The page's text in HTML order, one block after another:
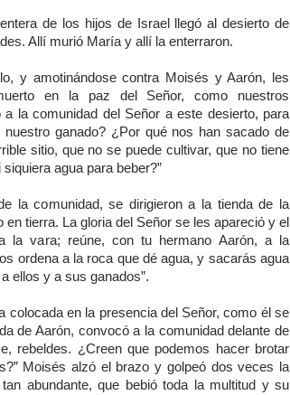
de los hijos de Israel llegó al desierto de
Allí murió María y allí la enterraron.
y amotinándose contra Moisés y Aarón, les
en la paz del Señor, como nuestros
la comunidad del Señor a este desierto, para
ganado? ¿Por qué nos han sacado de
sitio, que no se puede cultivar, que no tiene
agua para beber?”
la comunidad, se dirigieron a la tienda de la
tierra. La gloria del Señor se les apareció y el
la vara; reúne, con tu hermano Aarón, a la
ordena a la roca que dé agua, y sacarás agua
ellos y a sus ganados”.
colocada en la presencia del Señor, como él se
de Aarón, convocó a la comunidad delante de
rebeldes. ¿Creen que podemos hacer brotar
Moisés alzó el brazo y golpeó dos veces la
abundante, que bebió toda la multitud y su